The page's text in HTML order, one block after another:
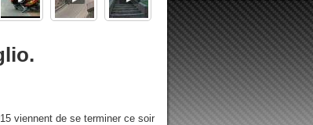
viennent de se terminer ce soir